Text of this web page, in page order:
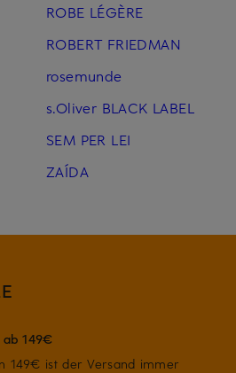
ROBE LÉGÈRE
ROBERT FRIEDMAN
rosemunde
s.Oliver BLACK LABEL
SEM PER LEI
ZAÍDA
ab 149€
149€ ist der Versand immer